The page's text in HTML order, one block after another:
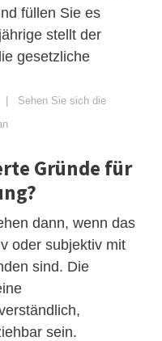
füllen Sie es
stellt der
gesetzliche
| Sehen Sie sich die
Gründe für
dann, wenn das
oder subjektiv mit
sind. Die
sein.